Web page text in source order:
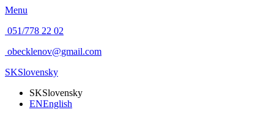
Menu
051/778 22 02
obecklenov@gmail.com
SKSlovensky
SKSlovensky
ENEnglish